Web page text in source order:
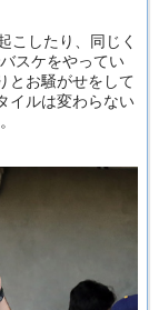
こしたり、同じく
スケをやってい
とお騒がせをして
イルは変わらない